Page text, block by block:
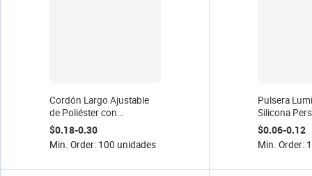
Cordón Largo Ajustable
de Poliéster con
Estampado Digital Estilo
Casual para Club de
Baloncesto, Hebilla
$0.18-0.30
Min. Order: 100 unidades
Pulsera
Silicona
Ecológica,
Venta
$0.06-0.12
Min. Order: